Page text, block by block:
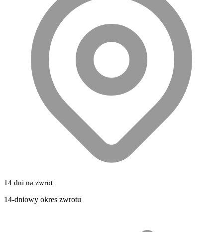
14 dni na zwrot
14-dniowy okres zwrotu